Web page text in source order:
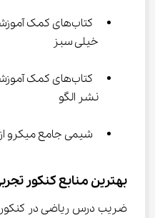
کتاب‌های کمک
خیلی سبز
کتاب‌های کمک
نشر الگو
شیمی جامع میکرو
بهترین منابع کنکور